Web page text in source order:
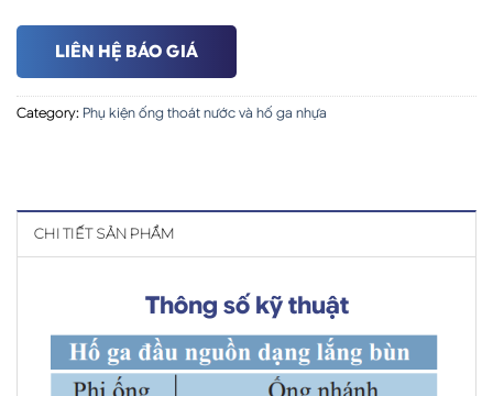
LIÊN HỆ BÁO GIÁ
Category: Phụ kiện ống thoát nước và hố ga nhựa
CHI TIẾT SẢN PHẨM
Thông số kỹ thuật